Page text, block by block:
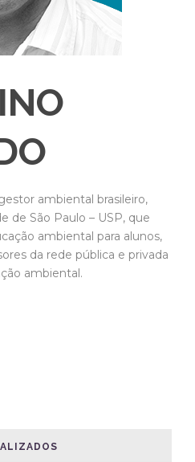
ambiental brasileiro,
de São Paulo – USP, que
ambiental para alunos,
da rede pública e privada
ambiental.